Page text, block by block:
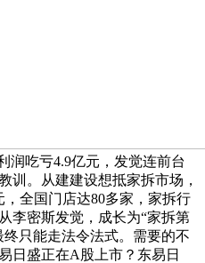
润吃亏4.9亿元，发觉连前台
训。从建建设想抵家拆市场，
全国门店达80多家，家拆行
李密斯发觉，成长为“家拆第
只能走法令法式。需要的不
日盛正在A股上市？东易日